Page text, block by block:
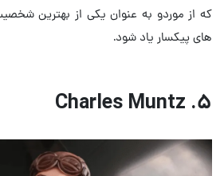
که از موردو به عنوان یکی از بهترین
های پیکسار یاد شود.
۵. Charles Muntz